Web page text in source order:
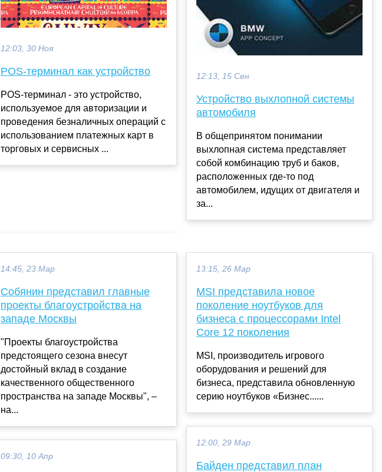
12:03, 30 Ноя
POS-терминал как устройство
POS-терминал - это устройство,
используемое для авторизации и
проведения безналичных операций с
использованием платежных карт в
торговых и сервисных ...
12:13, 15 Сен
Устройство выхлопной системы
автомобиля
В общепринятом понимании
выхлопная система представляет
собой комбинацию труб и баков,
расположенных где-то под
автомобилем, идущих от двигателя и
за...
14:45, 23 Мар
Собянин представил главные
проекты благоустройства на
западе Москвы
"Проекты благоустройства
предстоящего сезона внесут
достойный вклад в создание
качественного общественного
пространства на западе Москвы", –
на...
09:30, 10 Апр
13:15, 26 Мар
MSI представила новое
поколение ноутбуков для
бизнеса с процессорами Intel
Core 12 поколения
MSI, производитель игрового
оборудования и решений для
бизнеса, представила обновленную
серию ноутбуков «Бизнес......
12:00, 29 Мар
Байден представил план